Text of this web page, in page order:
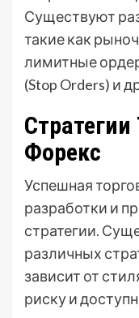
Существуют
такие как
лимитные
(Stop Orders) и
Стратегии
Форекс
Успешная
разработки и
стратегии.
различных
зависит от
риску и